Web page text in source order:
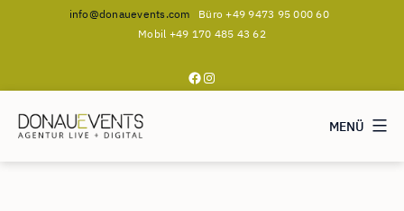
info@donauevents.com Büro +49 9473 95 000 60
Mobil +49 170 485 43 62
Facebook
Instagram
MENÜ